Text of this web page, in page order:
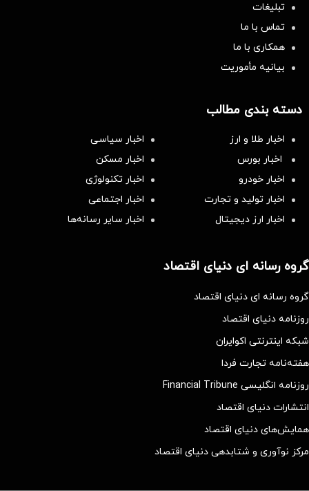
تبلیغات
تماس با ما
همکاری با ما
بیانیه مأموریت
دسته بندی مطالب
اخبار طلا و ارز
اخبار سیاسی
اخبار بورس
اخبار مسکن
اخبار خودرو
اخبار تکنولوژی
اخبار تولید و تجارت
اخبار اجتماعی
اخبار ارز دیجیتال
اخبار سایر رسانه‌‌ها
گروه رسانه ای دنیای اقتصاد
گروه رسانه ای دنیای اقتصاد
روزنامه دنیای اقتصاد
شبکه اینترنتی اکوایران
هفته‌نامه تجارت فردا
روزنامه انگلیسی Financial Tribune
انتشارات دنیای اقتصاد
همایش‌های دنیای اقتصاد
مرکز نوآوری و شتابدهی دنیای اقتصاد